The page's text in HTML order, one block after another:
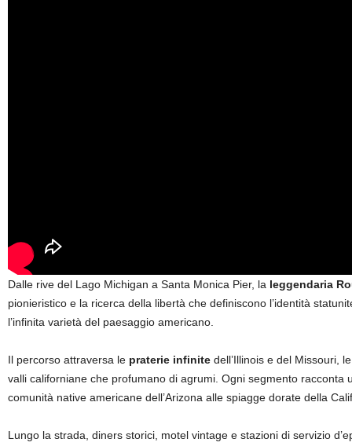
Dalle rive del Lago Michigan a Santa Monica Pier, la leggendaria
pionieristico e la ricerca della libertà che definiscono l’identità
l’infinita varietà del paesaggio americano.
Il percorso attraversa le praterie infinite dell’Illinois e del Missouri,
valli californiane che profumano di agrumi. Ogni segmento racconta
comunità native americane dell’Arizona alle spiagge dorate della
Lungo la strada, diners storici, motel vintage e stazioni di servizio